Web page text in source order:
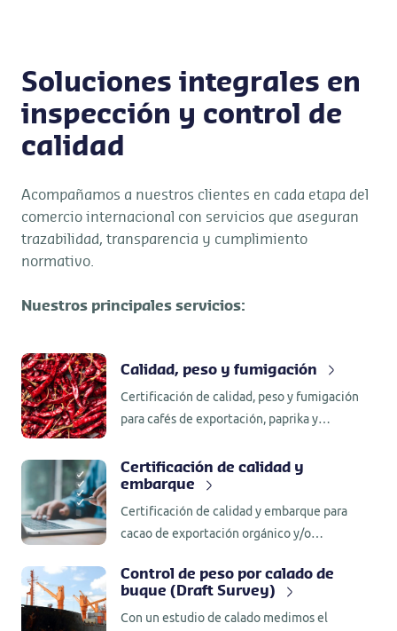
Soluciones integrales en
inspección y control de
calidad
Acompañamos a nuestros clientes en cada etapa del
comercio internacional con servicios que aseguran
trazabilidad, transparencia y cumplimiento
normativo.
Nuestros principales servicios:
Calidad, peso y fumigación
Certificación de calidad, peso y fumigación
para cafés de exportación, paprika y
menestras, granos y cereales.
Certificación de calidad y
embarque
Certificación de calidad y embarque para
cacao de exportación orgánico y/o
Control de peso por calado de
buque (Draft Survey)
Con un estudio de calado medimos el